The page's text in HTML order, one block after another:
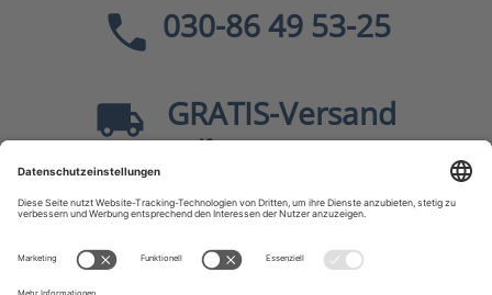
030-86 49 53-25
GRATIS-Versand
40
Sicher dank SSL